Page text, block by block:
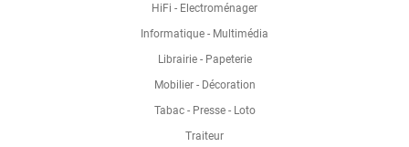
HiFi - Electroménager
Informatique - Multimédia
Librairie - Papeterie
Mobilier - Décoration
Tabac - Presse - Loto
Traiteur